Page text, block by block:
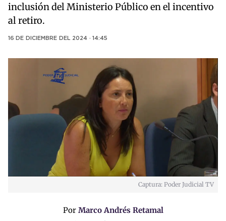
inclusión del Ministerio Público en el incentivo
al retiro.
16 DE DICIEMBRE DEL 2024 · 14:45
Captura: Poder Judicial TV
Por Marco Andrés Retamal